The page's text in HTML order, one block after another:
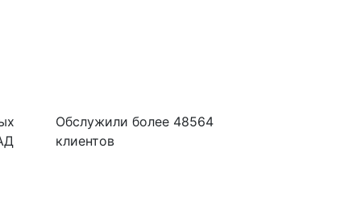
Обслужили более 48564
клиентов